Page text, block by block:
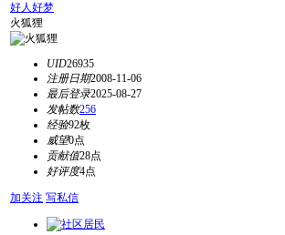
好人好梦
火狐狸
UID26935
注册日期2008-11-06
最后登录2025-08-27
发帖数256
经验92枚
威望0点
贡献值28点
好评度4点
加关注 写私信